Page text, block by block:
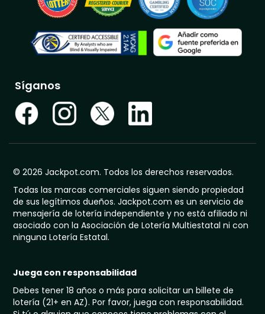
Síganos
© 2026 Jackpot.com. Todos los derechos reservados.
Todas las marcas comerciales siguen siendo propiedad
de sus legítimos dueños. Jackpot.com es un servicio de
mensajería de lotería independiente y no está afiliado ni
asociado con la Asociación de Lotería Multiestatal ni con
ninguna Lotería Estatal.
Juega con responsabilidad
Debes tener 18 años o más para solicitar un billete de
lotería (21+ en AZ). Por favor, juega con responsabilidad.